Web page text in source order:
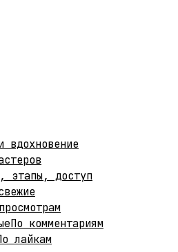
вдохновение
этапы, доступ
По комментариям
лайкам